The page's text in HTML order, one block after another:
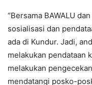
“Bersama BAWALU
sosialisasi dan
ada di Kundur. Jadi,
melakukan pendataan
melakukan
mendatangi posko-